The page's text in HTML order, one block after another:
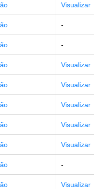
Visualizar
-
-
Visualizar
Visualizar
Visualizar
Visualizar
Visualizar
-
Visualizar